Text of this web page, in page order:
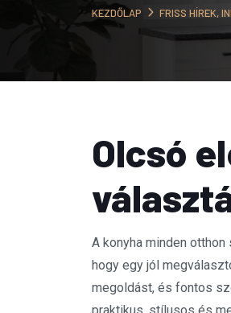
KEZDŐLAP FRISS HÍREK,
Olcsó
A konyha minden
hogy egy jól
megoldást, és fontos